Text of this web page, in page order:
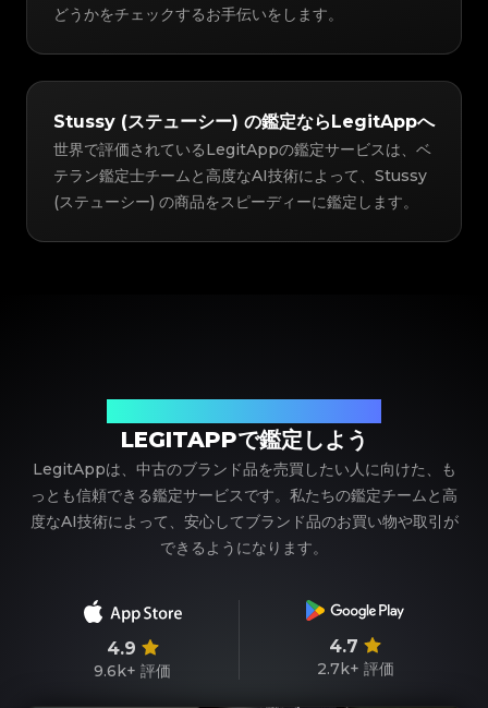
どうかをチェックするお手伝いをします。
Stussy (ステューシー) の鑑定ならLegitAppへ
世界で評価されているLegitAppの鑑定サービスは、ベ
テラン鑑定士チームと高度なAI技術によって、Stussy
(ステューシー) の商品をスピーディーに鑑定します。
LEGITAPPで鑑定しよう
LegitAppは、中古のブランド品を売買したい人に向けた、も
っとも信頼できる鑑定サービスです。私たちの鑑定チームと高
度なAI技術によって、安心してブランド品のお買い物や取引が
できるようになります。
4.9
9.6k+ 評価
4.7
2.7k+ 評価